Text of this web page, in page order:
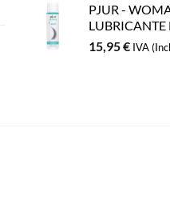
PJUR -
LUBRICANTE
15,95€ IVA